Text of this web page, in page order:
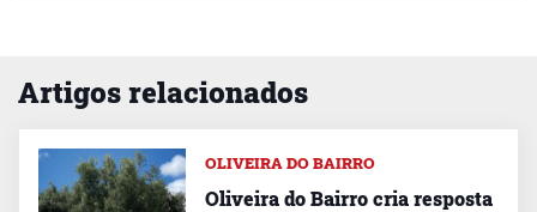
Artigos relacionados
OLIVEIRA DO BAIRRO
Oliveira do Bairro cria resposta